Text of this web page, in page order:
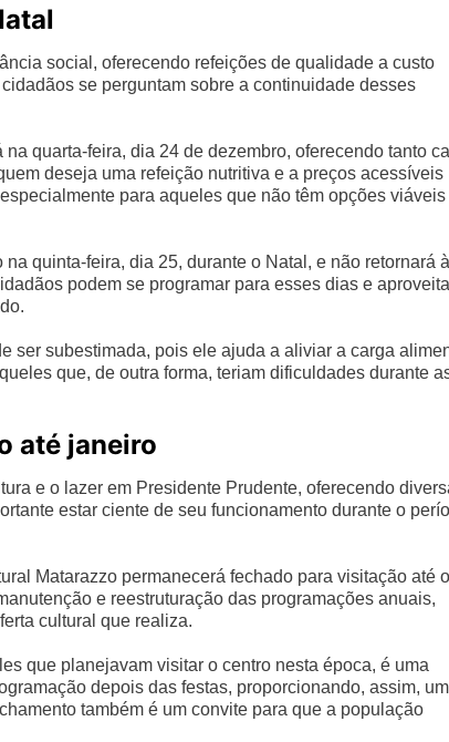
social, oferecendo refeições de qualidade a custo
se perguntam sobre a continuidade desses
quarta-feira, dia 24 de dezembro, oferecendo tanto
deseja uma refeição nutritiva e a preços acessíveis
para aqueles que não têm opções viáveis
quinta-feira, dia 25, durante o Natal, e não retornará
podem se programar para esses dias e
ser subestimada, pois ele ajuda a aliviar a carga
que, de outra forma, teriam dificuldades durante
até janeiro
e o lazer em Presidente Prudente, oferecendo
estar ciente de seu funcionamento durante o
Matarazzo permanecerá fechado para visitação até o
e reestruturação das programações anuais,
cultural que realiza.
que planejavam visitar o centro nesta época, é uma
depois das festas, proporcionando, assim,
também é um convite para que a população